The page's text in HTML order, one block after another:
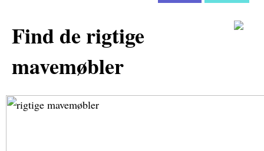
Find de rigtige
mavemøbler